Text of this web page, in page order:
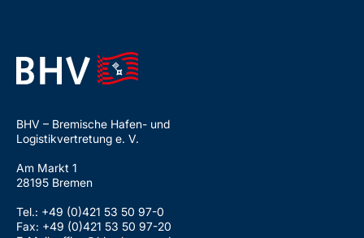
BHV – Bremische Hafen- und
Logistikvertretung e. V.
Am Markt 1
28195 Bremen
Tel.: +49 (0)421 53 50 97-0
Fax: +49 (0)421 53 50 97-20